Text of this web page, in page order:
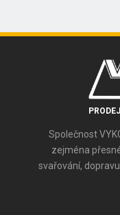
Společnost
zejména
svařování,